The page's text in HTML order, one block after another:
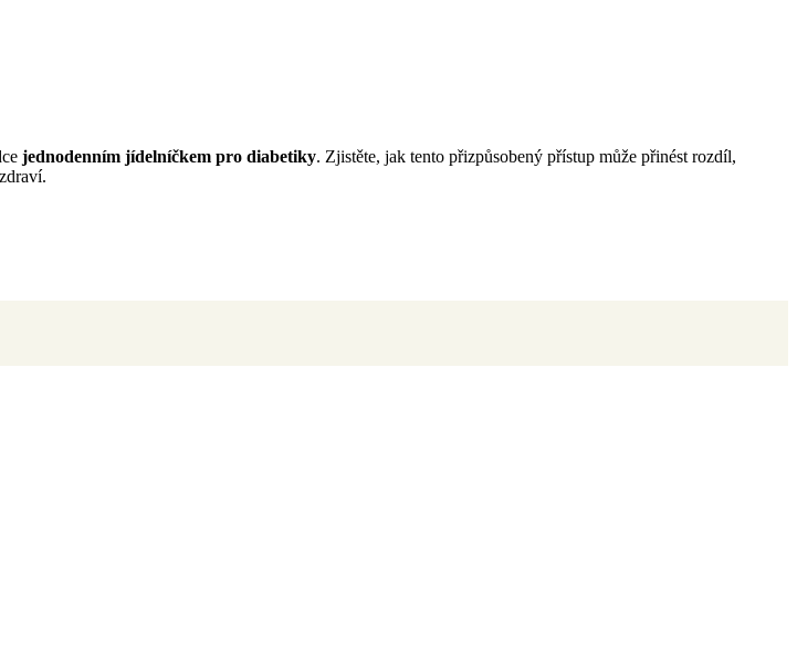
jednodenním jídelníčkem pro diabetiky. Zjistěte, jak tento přizpůsobený přístup může přinést rozdíl,